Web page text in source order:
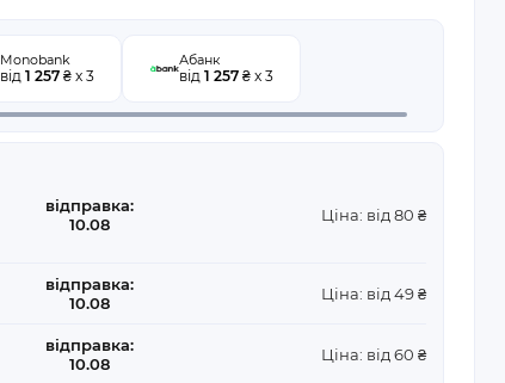
Monobank
від 1 257₴ x 3
Абанк
від 1 257₴ x 3
відправка:
10.08
Ціна: від 80 ₴
відправка:
10.08
Ціна: від 49 ₴
відправка:
10.08
Ціна: від 60 ₴